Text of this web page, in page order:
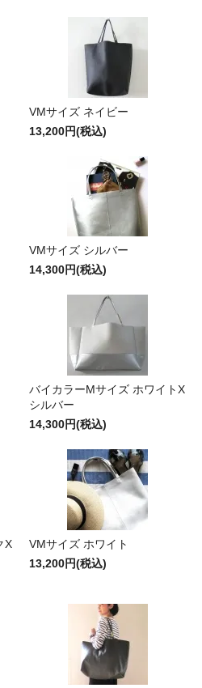
VMサイズ ネイビー
13,200円(税込)
VMサイズ シルバー
14,300円(税込)
バイカラーMサイズ ホワイトX
シルバー
14,300円(税込)
X
VMサイズ ホワイト
13,200円(税込)